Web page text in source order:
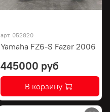
арт. 052820
Yamaha FZ6-S Fazer 2006
445000 руб
В корзину